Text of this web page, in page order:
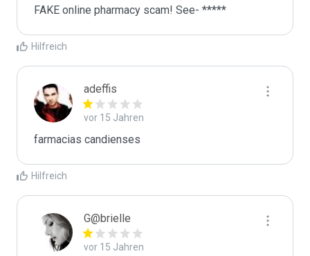
FAKE online pharmacy scam! See- *****
Hilfreich
adeffis
vor 15 Jahren
farmacias candienses
Hilfreich
G@brielle
vor 15 Jahren